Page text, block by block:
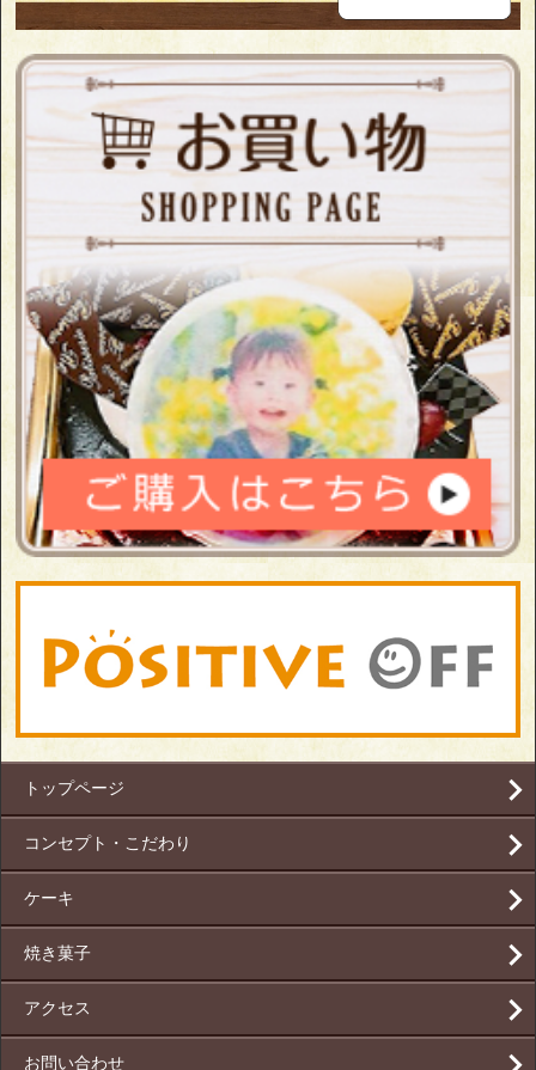
トップページ
コンセプト・こだわり
ケーキ
焼き菓子
アクセス
お問い合わせ